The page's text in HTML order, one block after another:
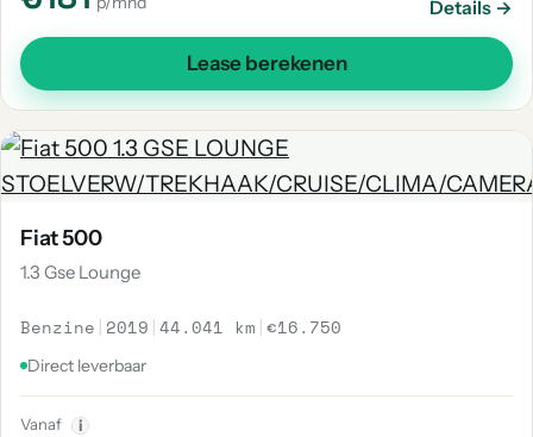
Details →
Lease berekenen
Fiat 500
1.3 Gse Lounge
Benzine | 2019 |44.041 km |€16.750
Direct leverbaar
Vanaf i